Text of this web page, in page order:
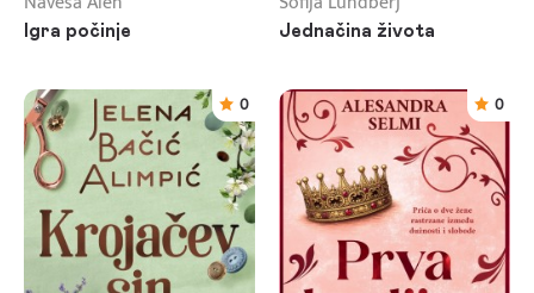
Igra počinje Jednačina života
0 0